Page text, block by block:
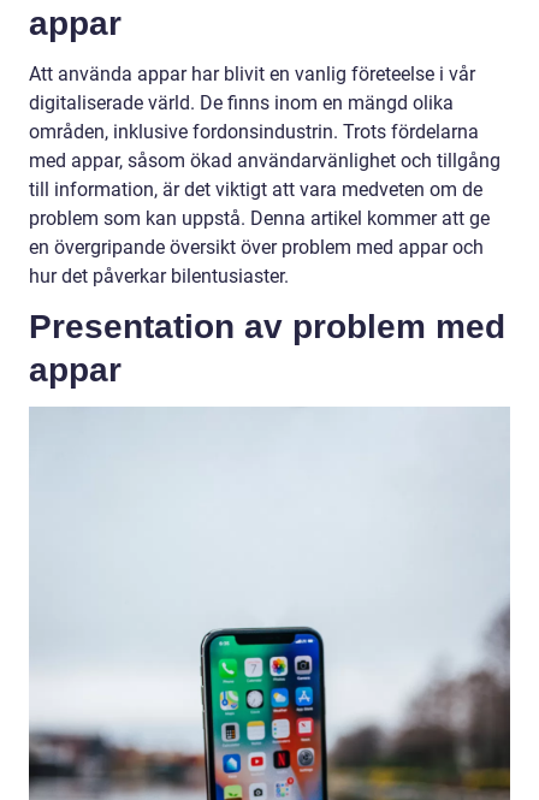
appar
Att använda appar har blivit en vanlig företeelse i vår
digitaliserade värld. De finns inom en mängd olika
områden, inklusive fordonsindustrin. Trots fördelarna
med appar, såsom ökad användarvänlighet och tillgång
till information, är det viktigt att vara medveten om de
problem som kan uppstå. Denna artikel kommer att ge
en övergripande översikt över problem med appar och
hur det påverkar bilentusiaster.
Presentation av problem med
appar